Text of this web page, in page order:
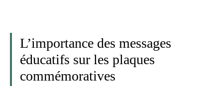
L’importance des messages
éducatifs sur les plaques
commémoratives